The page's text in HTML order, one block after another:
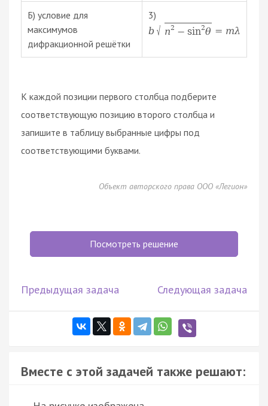
Б) условие для
максимумов
дифракционной решётки
3)
b √ n2 − sin2θ = mλ
К каждой позиции первого столбца подберите
соответствующую позицию второго столбца и
запишите в таблицу выбранные цифры под
соответствующими буквами.
Объект авторского права ООО «Легион»
Посмотреть решение
Предыдущая задача Следующая задача
Вместе с этой задачей также решают: